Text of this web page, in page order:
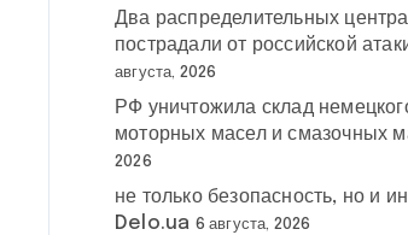
Два распределительных центра
пострадали от российской
августа, 2026
РФ уничтожила склад
моторных масел и смазочных
2026
не только безопасность, но и
Delo.ua 6 августа, 2026